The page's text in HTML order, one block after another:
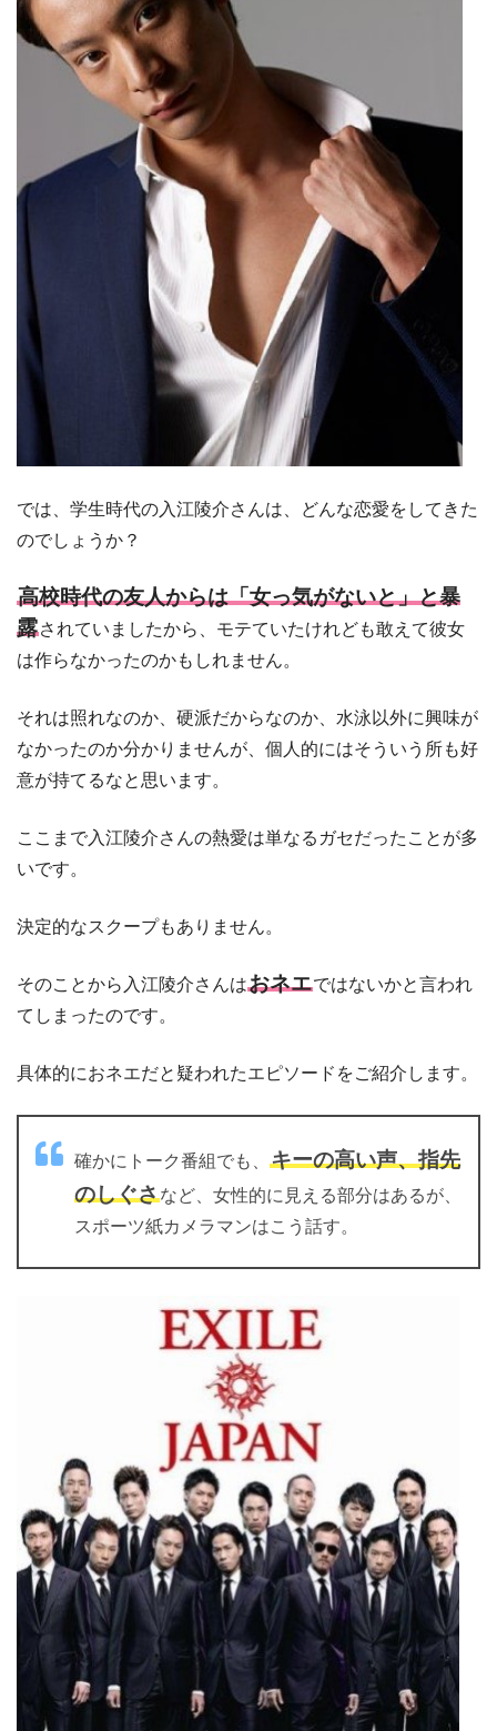
では、学生時代の入江陵介さんは、どんな恋愛をしてきた
のでしょうか？
高校時代の友人からは「女っ気がないと」と暴
露されていましたから、モテていたけれども敢えて彼女
は作らなかったのかもしれません。
それは照れなのか、硬派だからなのか、水泳以外に興味が
なかったのか分かりませんが、個人的にはそういう所も好
意が持てるなと思います。
ここまで入江陵介さんの熱愛は単なるガセだったことが多
いです。
決定的なスクープもありません。
そのことから入江陵介さんはおネエではないかと言われ
てしまったのです。
具体的におネエだと疑われたエピソードをご紹介します。
確かにトーク番組でも、 キーの高い声、指先
のしぐさなど、女性的に見える部分はあるが、
スポーツ紙カメラマンはこう話す。